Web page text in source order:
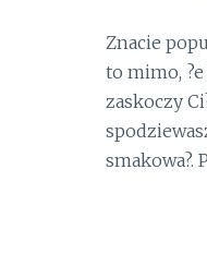
Znacie
to mimo,
zaskoczy
smakowa?.